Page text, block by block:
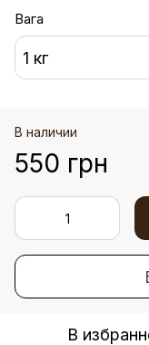
Вага
1 кг
В наличии
550 грн
В